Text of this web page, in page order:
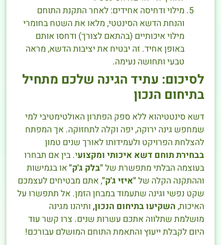
מילוי ודחיסה אחידים: לאחר התקנת התוחם
והנחת הדשא הסינטטי, מלאו את השטח בחומרי
מילוי איכותיים (בהתאם לצורך) ודחסו אותם
באופן אחיד. זה יבטיח את יציבות הדשא, מראה
טבעי ותחושה נעימה.
לסיכום: עתיד הגינה שלכם מתחיל
בתיחום הנכון
דשא סינטטיהוא ללא ספק הפתרון האולטימטיבי למי
שמחפש גינה ירוקה, יפה וקלה לתחזוקה. אך המפתח
להצלחת הפרויקט ולעמידותו לאורך שנים טמון
בבחירת תוחם דשא איכותי ומקצועי. בין אם תבחרו
בעוצמה הבלתי מתפשרת של "בלק ג'ק"או בגמישות
וההתקנה הקלה של "איזי ג'ק", אתם מבטיחים לעצמכם
שקט נפשי וגינה שתעמוד במבחן הזמן. אל תתפשרו על
האיכות, השקיעו בתיחום הנכון, ותיהנו מגינה
מושלמת שתלווה אתכם עשרות שנים. צרו קשר עוד
היום לקבלת ייעוץ והתאמת התוחם המושלם עבורכם!